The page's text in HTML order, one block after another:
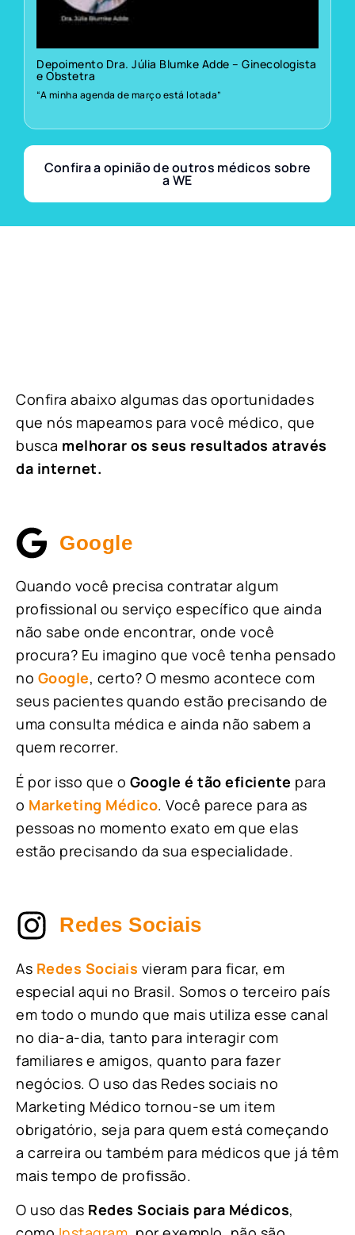
Depoimento Dra. Júlia Blumke Adde – Ginecologista
e Obstetra
“A minha agenda de março está lotada”
Confira a opinião de outros médicos sobre
a WE
Confira abaixo algumas das oportunidades
que nós mapeamos para você médico, que
busca melhorar os seus resultados através
da internet.
Google
Quando você precisa contratar algum
profissional ou serviço específico que ainda
não sabe onde encontrar, onde você
procura? Eu imagino que você tenha pensado
no Google, certo? O mesmo acontece com
seus pacientes quando estão precisando de
uma consulta médica e ainda não sabem a
quem recorrer.
É por isso que o Google é tão eficiente para
o Marketing Médico. Você parece para as
pessoas no momento exato em que elas
estão precisando da sua especialidade.
Redes Sociais
As Redes Sociais vieram para ficar, em
especial aqui no Brasil. Somos o terceiro país
em todo o mundo que mais utiliza esse canal
no dia-a-dia, tanto para interagir com
familiares e amigos, quanto para fazer
negócios. O uso das Redes sociais no
Marketing Médico tornou-se um item
obrigatório, seja para quem está começando
a carreira ou também para médicos que já têm
mais tempo de profissão.
O uso das Redes Sociais para Médicos,